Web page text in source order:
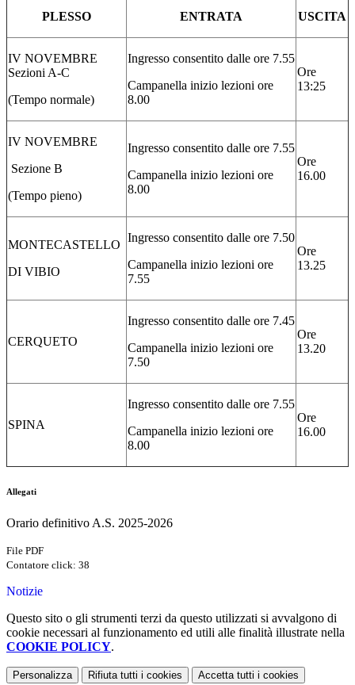
PLESSO ENTRATA USCITA
IV NOVEMBRE
Sezioni A-C
(Tempo normale)
Ingresso consentito dalle ore 7.55
Campanella inizio lezioni ore
8.00
Ore
13:25
IV NOVEMBRE
Sezione B
(Tempo pieno)
Ingresso consentito dalle ore 7.55
Campanella inizio lezioni ore
8.00
Ore
16.00
MONTECASTELLO
DI VIBIO
Ingresso consentito dalle ore 7.50
Campanella inizio lezioni ore
7.55
Ore
13.25
CERQUETO
Ingresso consentito dalle ore 7.45
Campanella inizio lezioni ore
7.50
Ore
13.20
SPINA
Ingresso consentito dalle ore 7.55
Campanella inizio lezioni ore
8.00
Ore
16.00
Allegati
Orario definitivo A.S. 2025-2026
File PDF
Contatore click: 38
Notizie
Questo sito o gli strumenti terzi da questo utilizzati si avvalgono di
cookie necessari al funzionamento ed utili alle finalità illustrate nella
COOKIE POLICY.
Personalizza Rifiuta tutti i cookies Accetta tutti i cookies